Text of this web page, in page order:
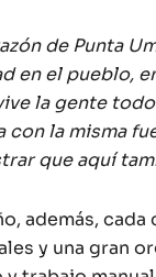
de Punta
en el pueblo,
la gente
con la misma
que aquí
además,
y una gran